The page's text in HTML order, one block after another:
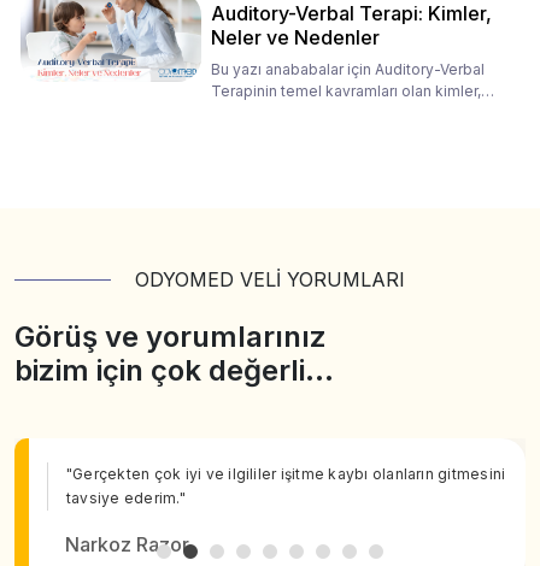
Auditory-Verbal Terapi: Kimler,
Neler ve Nedenler
Bu yazı anababalar için Auditory-Verbal
Terapinin temel kavramları olan kimler,
ODYOMED VELİ YORUMLARI
Görüş ve yorumlarınız
bizim için çok değerli…
"Gerçekten çok iyi ve ilgililer işitme kaybı olanların gitmesini
tavsiye ederim."
Narkoz Razor